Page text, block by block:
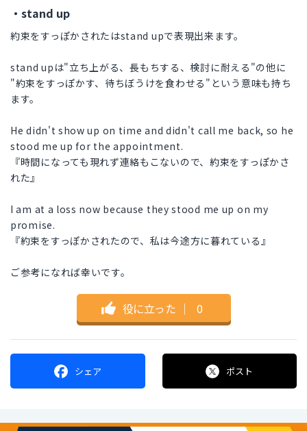
・stand up
約束をすっぽかされたはstand upで表現出来ます。
stand upは"立ち上がる、長もちする、検討に耐える"の他に
"約束をすっぽかす、待ちぼうけを食わせる"という意味も持ち
ます。
He didn't show up on time and didn't call me back, so he
stood me up for the appointment.
『時間になっても現れず連絡もこないので、約束をすっぽかさ
れた』
I am at a loss now because they stood me up on my
promise.
『約束をすっぽかされたので、私は今途方に暮れている』
ご参考になれば幸いです。
役に立った ｜ 0
シェア ポスト